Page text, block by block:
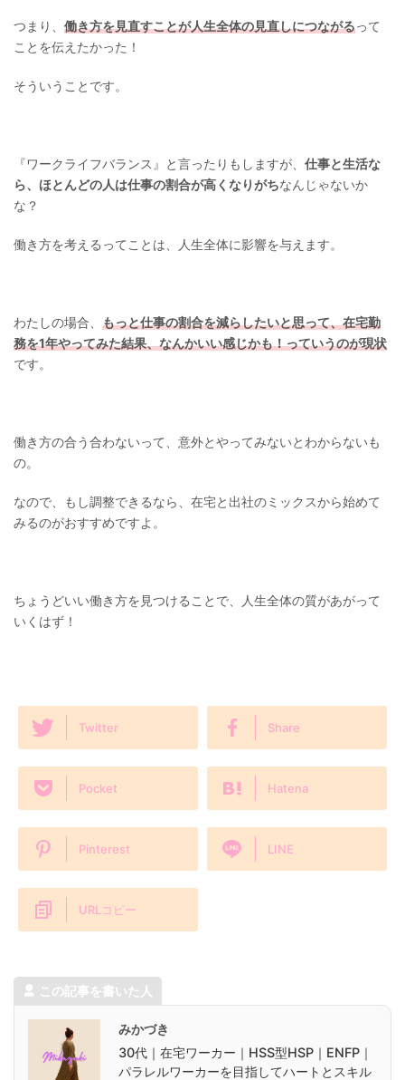
つまり、 働き方を見直すことが人生全体の見直しにつながるって
ことを伝えたかった！
そういうことです。
『ワークライフバランス』と言ったりもしますが、 仕事と生活な
ら、ほとんどの人は仕事の割合が高くなりがちなんじゃないか
な？
働き方を考えるってことは、人生全体に影響を与えます。
わたしの場合、 もっと仕事の割合を減らしたいと思って、在宅勤
務を1年やってみた結果、なんかいい感じかも！っていうのが現状
です。
働き方の合う合わないって、意外とやってみないとわからないも
の。
なので、もし調整できるなら、在宅と出社のミックスから始めて
みるのがおすすめですよ。
ちょうどいい働き方を見つけることで、人生全体の質があがって
いくはず！
Twitter Share
Pocket Hatena
Pinterest LINE
URLコピー
この記事を書いた人
みかづき
30代｜在宅ワーカー｜HSS型HSP｜ENFP｜
パラレルワーカーを目指してハートとスキル